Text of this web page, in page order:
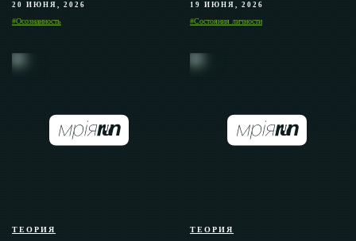
20 ИЮНЯ, 2026
#Осознанность
19 ИЮНЯ, 2026
#Состояния личности
ТЕОРИЯ ТЕОРИЯ